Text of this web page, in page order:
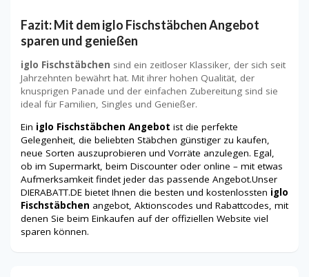
Fazit: Mit dem iglo Fischstäbchen Angebot
sparen und genießen
iglo Fischstäbchen sind ein zeitloser Klassiker, der sich seit
Jahrzehnten bewährt hat. Mit ihrer hohen Qualität, der
knusprigen Panade und der einfachen Zubereitung sind sie
ideal für Familien, Singles und Genießer.
Ein iglo Fischstäbchen Angebot ist die perfekte
Gelegenheit, die beliebten Stäbchen günstiger zu kaufen,
neue Sorten auszuprobieren und Vorräte anzulegen. Egal,
ob im Supermarkt, beim Discounter oder online – mit etwas
Aufmerksamkeit findet jeder das passende Angebot.Unser
DIERABATT.DE bietet Ihnen die besten und kostenlossten iglo
Fischstäbchen angebot, Aktionscodes und Rabattcodes, mit
denen Sie beim Einkaufen auf der offiziellen Website viel
sparen können.